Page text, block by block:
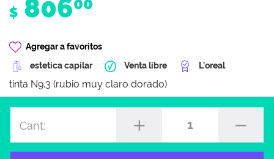
$ 806
Agregar a favoritos
estetica capilar
Venta libre L'oreal
tinta N9.3 (rubio muy claro dorado)
Cant: 1